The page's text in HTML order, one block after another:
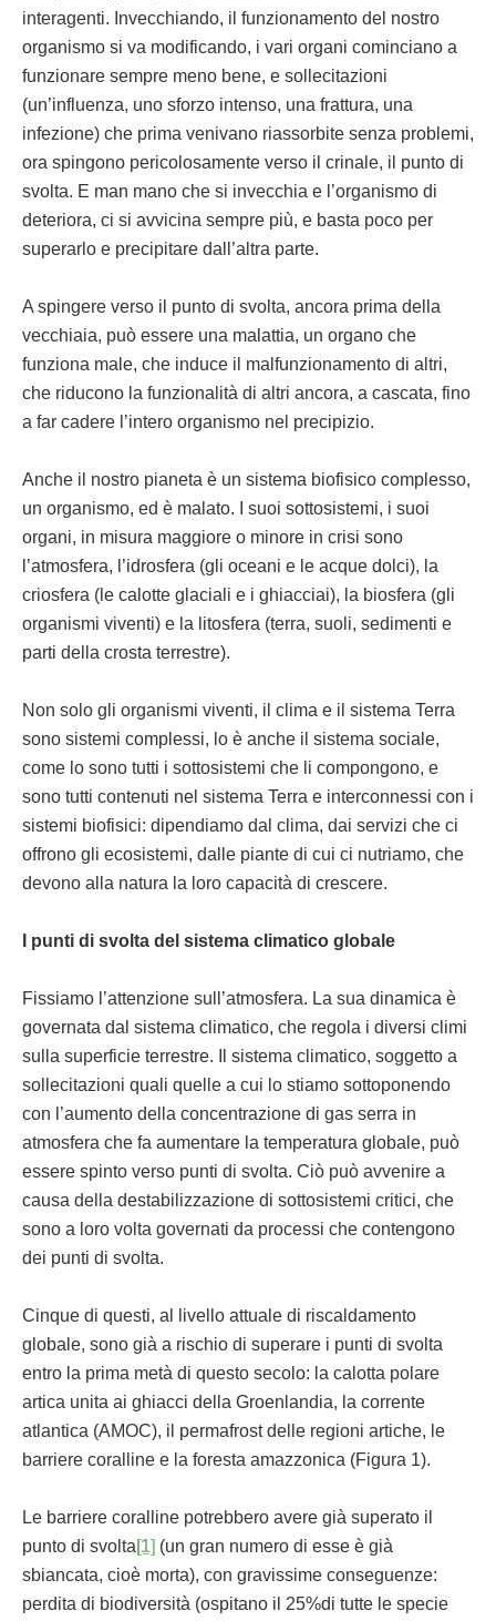
interagenti. Invecchiando, il funzionamento del nostro
organismo si va modificando, i vari organi cominciano a
funzionare sempre meno bene, e sollecitazioni
(un’influenza, uno sforzo intenso, una frattura, una
infezione) che prima venivano riassorbite senza problemi,
ora spingono pericolosamente verso il crinale, il punto di
svolta. E man mano che si invecchia e l’organismo di
deteriora, ci si avvicina sempre più, e basta poco per
superarlo e precipitare dall’altra parte.
A spingere verso il punto di svolta, ancora prima della
vecchiaia, può essere una malattia, un organo che
funziona male, che induce il malfunzionamento di altri,
che riducono la funzionalità di altri ancora, a cascata, fino
a far cadere l’intero organismo nel precipizio.
Anche il nostro pianeta è un sistema biofisico complesso,
un organismo, ed è malato. I suoi sottosistemi, i suoi
organi, in misura maggiore o minore in crisi sono
l’atmosfera, l’idrosfera (gli oceani e le acque dolci), la
criosfera (le calotte glaciali e i ghiacciai), la biosfera (gli
organismi viventi) e la litosfera (terra, suoli, sedimenti e
parti della crosta terrestre).
Non solo gli organismi viventi, il clima e il sistema Terra
sono sistemi complessi, lo è anche il sistema sociale,
come lo sono tutti i sottosistemi che li compongono, e
sono tutti contenuti nel sistema Terra e interconnessi con i
sistemi biofisici: dipendiamo dal clima, dai servizi che ci
offrono gli ecosistemi, dalle piante di cui ci nutriamo, che
devono alla natura la loro capacità di crescere.
I punti di svolta del sistema climatico globale
Fissiamo l’attenzione sull’atmosfera. La sua dinamica è
governata dal sistema climatico, che regola i diversi climi
sulla superficie terrestre. Il sistema climatico, soggetto a
sollecitazioni quali quelle a cui lo stiamo sottoponendo
con l’aumento della concentrazione di gas serra in
atmosfera che fa aumentare la temperatura globale, può
essere spinto verso punti di svolta. Ciò può avvenire a
causa della destabilizzazione di sottosistemi critici, che
sono a loro volta governati da processi che contengono
dei punti di svolta.
Cinque di questi, al livello attuale di riscaldamento
globale, sono già a rischio di superare i punti di svolta
entro la prima metà di questo secolo: la calotta polare
artica unita ai ghiacci della Groenlandia, la corrente
atlantica (AMOC), il permafrost delle regioni artiche, le
barriere coralline e la foresta amazzonica (Figura 1).
Le barriere coralline potrebbero avere già superato il
punto di svolta [1] (un gran numero di esse è già
sbiancata, cioè morta), con gravissime conseguenze:
perdita di biodiversità (ospitano il 25%di tutte le specie